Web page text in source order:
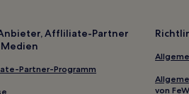
Hotels mit Parkplatz in
Familien in Font-Romeu-
Luxus in Argelès-sur-Mer
Affliliate-Partner
Partner-Programm
von